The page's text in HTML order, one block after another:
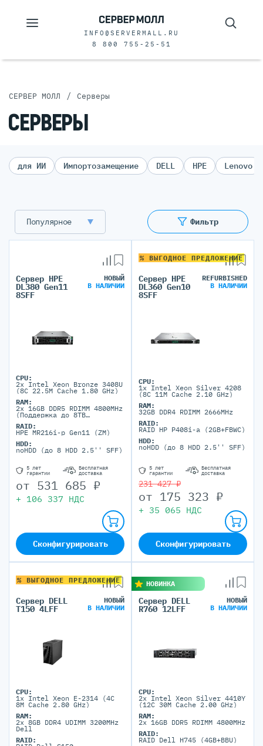
INFO@SERVERMALL.RU
8 800 755-25-51
СЕРВЕР МОЛЛ / Серверы
СЕРВЕРЫ
для ИИ Импортозамещение DELL HPE Lenovo
Фильтр
Популярное
Сервер HPE
DL380 Gen11
8SFF
НОВЫЙ
В НАЛИЧИИ
CPU:
2x Intel Xeon Bronze 3408U
(8C 22.5M Cache 1.80 GHz)
RAM:
2x 16GB DDR5 RDIMM 4800MHz
(Поддержка до 8TB
портов)
RAID:
HPE MR216i-p Gen11 (ZM)
HDD:
noHDD (до 8 HDD 2.5'' SFF)
5 лет
гарантии
Бесплатная
доставка
от 531 685 ₽
+ 106 337 НДС
Сконфигурировать
% ВЫГОДНОЕ ПРЕДЛОЖЕНИЕ
Сервер HPE
DL360 Gen10
8SFF
REFURBISHED
В НАЛИЧИИ
CPU:
1x Intel Xeon Silver 4208
(8C 11M Cache 2.10 GHz)
RAM:
32GB DDR4 RDIMM 2666MHz
RAID:
RAID HP P408i-a (2GB+FBWC)
HDD:
noHDD (до 8 HDD 2.5'' SFF)
5 лет
гарантии
Бесплатная
доставка
231 427 ₽
от 175 323 ₽
+ 35 065 НДС
Сконфигурировать
% ВЫГОДНОЕ ПРЕДЛОЖЕНИЕ
Сервер DELL
T150 4LFF
НОВЫЙ
В НАЛИЧИИ
CPU:
1x Intel Xeon E-2314 (4C
8M Cache 2.80 GHz)
RAM:
2x 8GB DDR4 UDIMM 3200MHz
Dell
RAID:
НОВИНКА
Сервер DELL
R760 12LFF
НОВЫЙ
В НАЛИЧИИ
CPU:
2x Intel Xeon Silver 4410Y
(12C 30M Cache 2.00 GHz)
RAM:
2x 16GB DDR5 RDIMM 4800MHz
RAID:
RAID Dell H745 (4GB+BBU)